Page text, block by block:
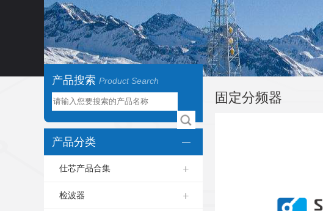
产品搜索 Product Search
产品分类
仕芯产品合集
检波器
固定分频器